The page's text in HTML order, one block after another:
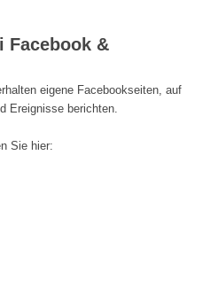
Facebook &
eigene Facebookseiten, auf
Ereignisse berichten.
Sie hier: